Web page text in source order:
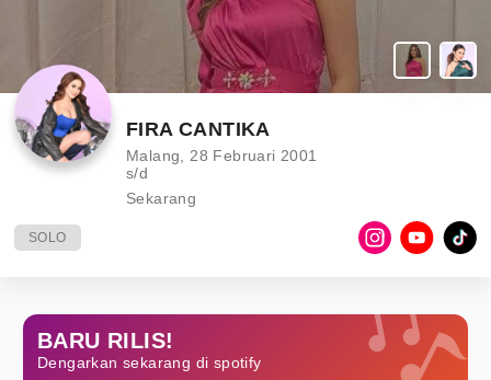
FIRA CANTIKA
Malang, 28 Februari 2001
s/d
Sekarang
SOLO
BARU RILIS!
Dengarkan sekarang di spotify